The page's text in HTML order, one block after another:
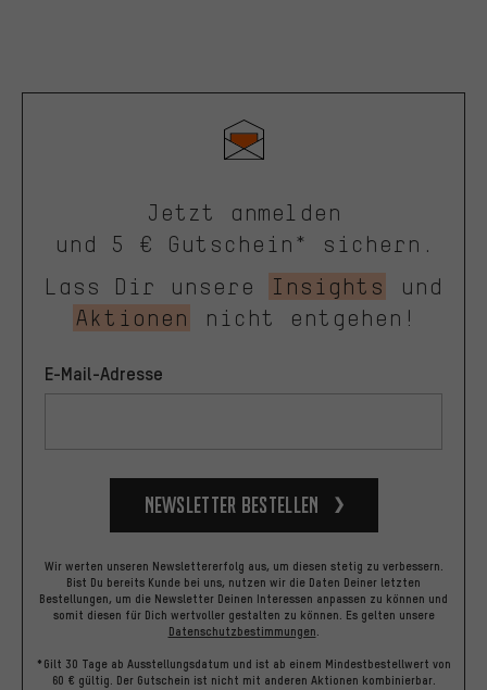
Jetzt anmelden
und 5 € Gutschein* sichern.
Lass Dir unsere
Insights
und
Aktionen
nicht entgehen!
E-Mail-Adresse
Newsletter bestellen
Wir werten unseren Newslettererfolg aus, um diesen stetig zu verbessern.
Bist Du bereits Kunde bei uns, nutzen wir die Daten Deiner letzten
Bestellungen, um die Newsletter Deinen Interessen anpassen zu können und
somit diesen für Dich wertvoller gestalten zu können. Es gelten unsere
Datenschutzbestimmungen
*Gilt 30 Tage ab Ausstellungsdatum und ist ab einem Mindestbestellwert von
60 € gültig. Der Gutschein ist nicht mit anderen Aktionen kombinierbar.